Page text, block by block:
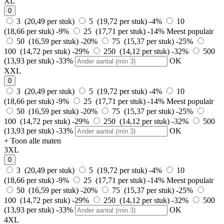
0
3 (20,49 per stuk) 5 (19,72 per stuk) -4%
10
(18,66 per stuk) -9% 25 (17,71 per stuk) -14% Meest populair
50 (16,59 per stuk) -20% 75 (15,37 per stuk) -25%
100 (14,72 per stuk) -29% 250 (14,12 per stuk) -32%
500
(13,93 per stuk) -33%
OK
XXL
0
3 (20,49 per stuk) 5 (19,72 per stuk) -4%
10
(18,66 per stuk) -9% 25 (17,71 per stuk) -14% Meest populair
50 (16,59 per stuk) -20% 75 (15,37 per stuk) -25%
100 (14,72 per stuk) -29% 250 (14,12 per stuk) -32%
500
(13,93 per stuk) -33%
OK
+ Toon alle maten
3XL
0
3 (20,49 per stuk) 5 (19,72 per stuk) -4%
10
(18,66 per stuk) -9% 25 (17,71 per stuk) -14% Meest populair
50 (16,59 per stuk) -20% 75 (15,37 per stuk) -25%
100 (14,72 per stuk) -29% 250 (14,12 per stuk) -32%
500
(13,93 per stuk) -33%
OK
4XL